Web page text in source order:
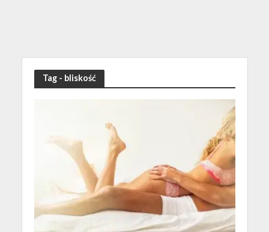
Tag - bliskość